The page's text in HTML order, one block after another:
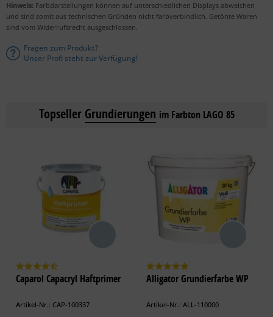
Hinweis: Farbdarstellungen können auf unterschiedlichen Displays abweichen
und sind somit aus technischen Gründen nicht farbverbindlich. Getönte Waren
sind vom Widerrufsrecht ausgeschlossen.
Fragen zum Produkt?
Unser Profi steht zur Verfügung!
Topseller Grundierungen im Farbton LAGO 85
Caparol Capacryl Haftprimer
Artikel-Nr.: CAP-100337
Alligator Grundierfarbe WP
Artikel-Nr.: ALL-110000